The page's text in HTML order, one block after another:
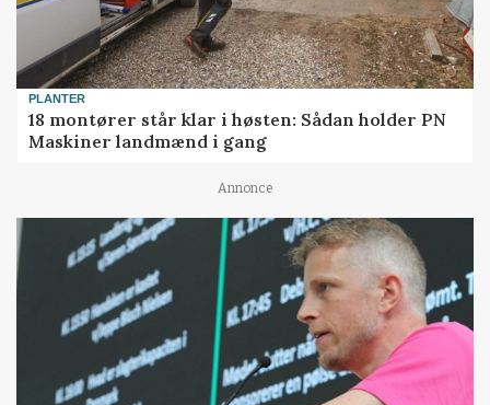
PLANTER
18 montører står klar i høsten: Sådan holder PN
Maskiner landmænd i gang
Annonce